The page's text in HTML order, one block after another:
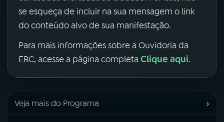
se esqueça de incluir na sua mensagem o link
do conteúdo alvo de sua manifestação.
Para mais informações sobre a Ouvidoria da
EBC, acesse a página completa Clique aqui.
Veja mais do Programa ›